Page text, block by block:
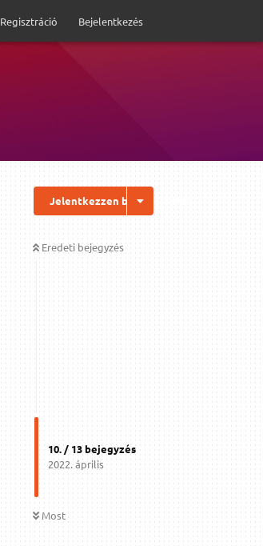
Regisztráció Bejelentkezés
Jelentkezzen be a válaszhoz
Eredeti bejegyzés
10. / 13bejegyzés
2022. április
Most